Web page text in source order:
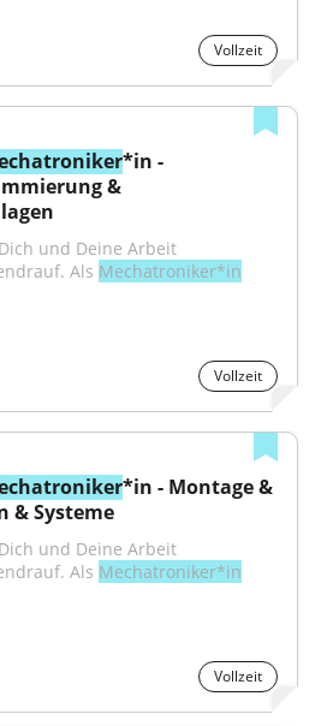
Vollzeit
*in -
&
und Deine Arbeit
Als Mechatroniker*in
Vollzeit
*in - Montage &
& Systeme
und Deine Arbeit
Als Mechatroniker*in
Vollzeit